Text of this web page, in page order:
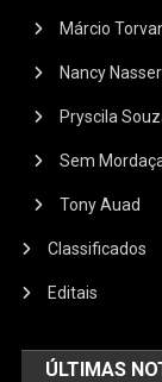
Márcio
Nancy Nasser
Pryscila
Sem
Tony Auad
Classificados
Editais
ÚLTIMAS